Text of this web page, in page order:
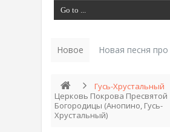
Новое История «Дома
Гусь-Хрустальный
Церковь Покрова Пресвятой
Богородицы (Анопино, Гусь-
Хрустальный)